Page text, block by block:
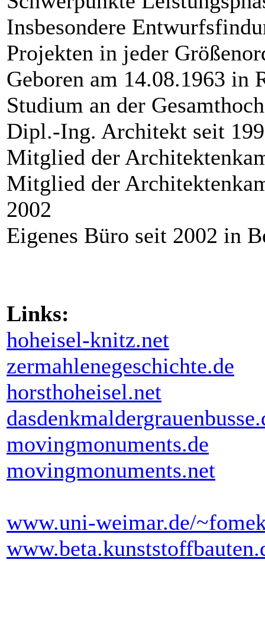
Insbesondere
Projekten in jeder
Geboren am 14.08.1963 in
Studium an der
Dipl.-Ing. Architekt seit
Mitglied der
Mitglied der
2002
Eigenes Büro seit 2002 in
Links:
hoheisel-knitz.net
zermahlenegeschichte.de
horsthoheisel.net
movingmonuments.de
movingmonuments.net
www.uni-weimar.de/